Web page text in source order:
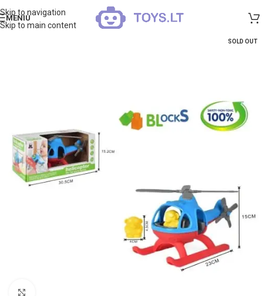
Skip to navigation
Skip to main content
MENIU
SOLD OUT